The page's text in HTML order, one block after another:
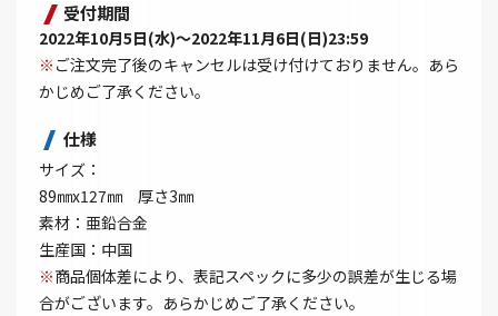
受付期間
2022年10月5日(水)～2022年11月6日(日)23:59
※ ご注文完了後のキャンセルは受け付けておりません。あら
かじめご了承ください。
仕様
サイズ：
89㎜x127㎜ 厚さ3㎜
素材：亜鉛合金
生産国：中国
※商品個体差により、表記スペックに多少の誤差が生じる場
合がございます。あらかじめご了承ください。